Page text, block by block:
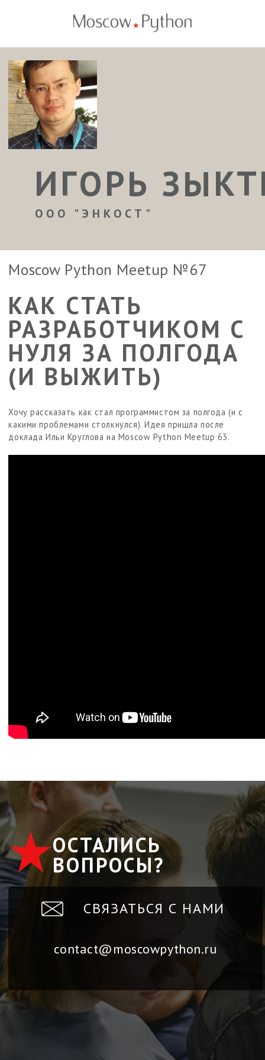
ИГОРЬ
ООО "ЭНКОСТ"
Moscow Python Meetup №67
КАК СТАТЬ
РАЗРАБОТЧИКОМ С
НУЛЯ ЗА ПОЛГОДА
(И ВЫЖИТЬ)
Хочу рассказать как стал программистом за полгода (и с
какими проблемами столкнулся). Идея пришла после
доклада Ильи Круглова на Moscow Python Meetup 63.
ОСТАЛИСЬ
ВОПРОСЫ?
СВЯЗАТЬСЯ С НАМИ
contact@moscowpython.ru